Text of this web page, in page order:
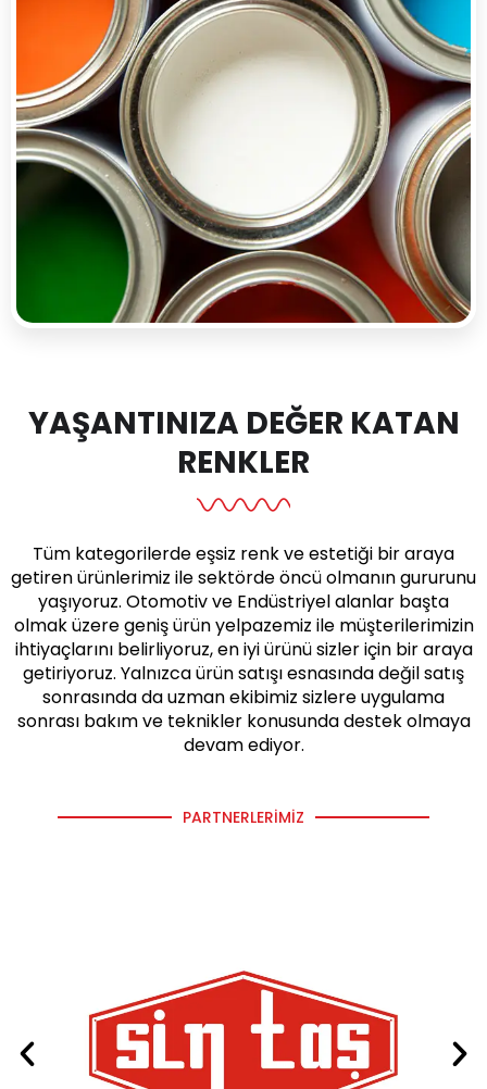
YAŞANTINIZA DEĞER KATAN
RENKLER
Tüm kategorilerde eşsiz renk ve estetiği bir araya
getiren ürünlerimiz ile sektörde öncü olmanın gururunu
yaşıyoruz. Otomotiv ve Endüstriyel alanlar başta
olmak üzere geniş ürün yelpazemiz ile müşterilerimizin
ihtiyaçlarını belirliyoruz, en iyi ürünü sizler için bir araya
getiriyoruz. Yalnızca ürün satışı esnasında değil satış
sonrasında da uzman ekibimiz sizlere uygulama
sonrası bakım ve teknikler konusunda destek olmaya
devam ediyor.
PARTNERLERIMIZ